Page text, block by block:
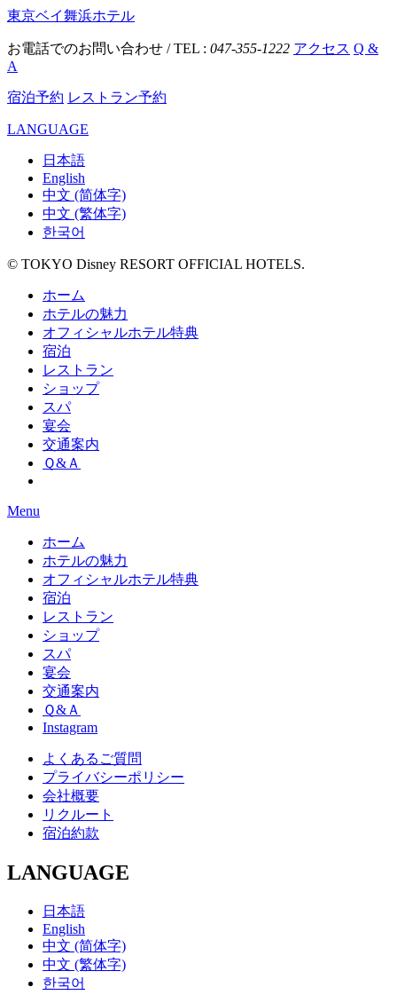
東京ベイ舞浜ホテル
お電話でのお問い合わせ / TEL : 047-355-1222 アクセス Q &
A
宿泊予約 レストラン予約
LANGUAGE
日本語
English
中文 (简体字)
中文 (繁体字)
한국어
© TOKYO Disney RESORT OFFICIAL HOTELS.
ホーム
ホテルの魅力
オフィシャルホテル特典
宿泊
レストラン
ショップ
スパ
宴会
交通案内
Ｑ&Ａ
Menu
ホーム
ホテルの魅力
オフィシャルホテル特典
宿泊
レストラン
ショップ
スパ
宴会
交通案内
Ｑ&Ａ
Instagram
よくあるご質問
プライバシーポリシー
会社概要
リクルート
宿泊約款
LANGUAGE
日本語
English
中文 (简体字)
中文 (繁体字)
한국어